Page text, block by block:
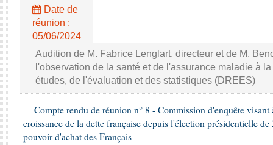
Date de
réunion :
05/06/2024
Audition de M. Fabrice Lenglart, directeur et de M.
l'observation de la santé et de l'assurance maladie à
études, de l'évaluation et des statistiques (DREES)
Compte rendu de réunion n° 8 - Commission d'enquête
croissance de la dette française depuis l'élection présidentielle de
pouvoir d'achat des Français